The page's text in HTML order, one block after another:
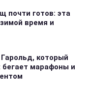
почти готов: эта
время и
который
марафоны и